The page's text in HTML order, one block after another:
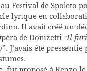
au Festival de Spoleto
lyrique en
Il avait créé un
de Donizetti “Il
”. J’avais été pressentie